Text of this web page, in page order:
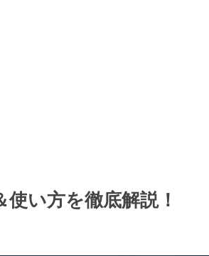
い方を徹底解説！